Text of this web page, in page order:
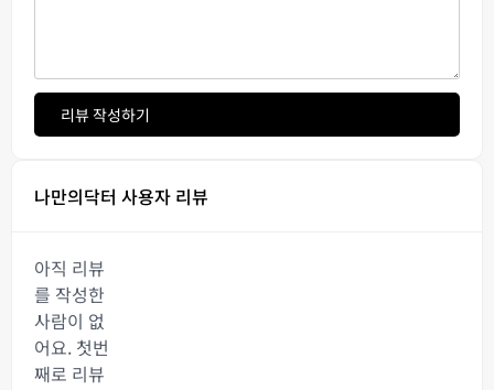
리뷰 작성하기
나만의닥터 사용자 리뷰
아직 리뷰
를 작성한
사람이 없
어요. 첫번
째로 리뷰